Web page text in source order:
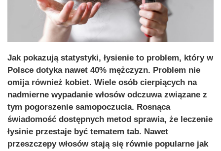
Jak pokazują statystyki, łysienie to problem, który w
Polsce dotyka nawet 40% mężczyzn. Problem nie
omija również kobiet. Wiele osób cierpiących na
nadmierne wypadanie włosów odczuwa związane z
tym pogorszenie samopoczucia. Rosnąca
świadomość dostępnych metod sprawia, że leczenie
łysinie przestaje być tematem tab. Nawet
przeszczepy włosów stają się równie popularne jak